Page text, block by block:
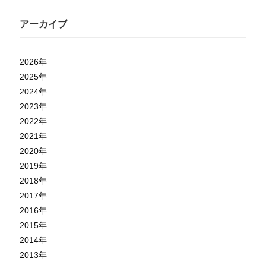
アーカイブ
2026年
2025年
2024年
2023年
2022年
2021年
2020年
2019年
2018年
2017年
2016年
2015年
2014年
2013年